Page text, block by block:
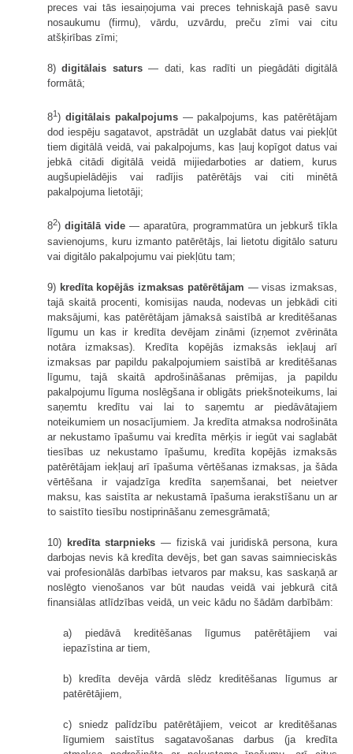
preces vai tās iesaiņojuma vai preces tehniskajā pasē savu
nosaukumu (firmu), vārdu, uzvārdu, preču zīmi vai citu
atšķirības zīmi;
8)digitālais saturs— dati, kas radīti un piegādāti digitālā
formātā;
81) digitālais pakalpojums— pakalpojums, kas patērētājam
dod iespēju sagatavot, apstrādāt un uzglabāt datus vai piekļūt
tiem digitālā veidā, vai pakalpojums, kas ļauj kopīgot datus vai
jebkā citādi digitālā veidā mijiedarboties ar datiem, kurus
augšupielādējis vai radījis patērētājs vai citi minētā
pakalpojuma lietotāji;
82) digitālā vide — aparatūra, programmatūra un jebkurš tīkla
savienojums, kuru izmanto patērētājs, lai lietotu digitālo saturu
vai digitālo pakalpojumu vai piekļūtu tam;
9) kredīta kopējās izmaksas patērētājam — visas izmaksas,
tajā skaitā procenti, komisijas nauda, nodevas un jebkādi citi
maksājumi, kas patērētājam jāmaksā saistībā ar kreditēšanas
līgumu un kas ir kredīta devējam zināmi (izņemot zvērināta
notāra izmaksas). Kredīta kopējās izmaksās iekļauj arī
izmaksas par papildu pakalpojumiem saistībā ar kreditēšanas
līgumu, tajā skaitā apdrošināšanas prēmijas, ja papildu
pakalpojumu līguma noslēgšana ir obligāts priekšnoteikums, lai
saņemtu kredītu vai lai to saņemtu ar piedāvātajiem
noteikumiem un nosacījumiem. Ja kredīta atmaksa nodrošināta
ar nekustamo īpašumu vai kredīta mērķis ir iegūt vai saglabāt
tiesības uz nekustamo īpašumu, kredīta kopējās izmaksās
patērētājam iekļauj arī īpašuma vērtēšanas izmaksas, ja šāda
vērtēšana ir vajadzīga kredīta saņemšanai, bet neietver
maksu, kas saistīta ar nekustamā īpašuma ierakstīšanu un ar
to saistīto tiesību nostiprināšanu zemesgrāmatā;
10) kredīta starpnieks — fiziskā vai juridiskā persona, kura
darbojas nevis kā kredīta devējs, bet gan savas saimnieciskās
vai profesionālās darbības ietvaros par maksu, kas saskaņā ar
noslēgto vienošanos var būt naudas veidā vai jebkurā citā
finansiālas atlīdzības veidā, un veic kādu no šādām darbībām:
a) piedāvā kreditēšanas līgumus patērētājiem vai
iepazīstina ar tiem,
b) kredīta devēja vārdā slēdz kreditēšanas līgumus ar
patērētājiem,
c) sniedz palīdzību patērētājiem, veicot ar kreditēšanas
līgumiem saistītus sagatavošanas darbus (ja kredīta